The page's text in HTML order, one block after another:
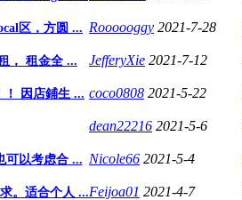
区，方圆 ... Roooooggy 2021-7-28
， 租金全 ... JefferyXie 2021-7-12
！ 因店鋪生 ... coco0808 2021-5-22
dean22216 2021-5-6
可以考虑合 ... Nicole66 2021-5-4
。适合个人 ...Feijoa01 2021-4-7